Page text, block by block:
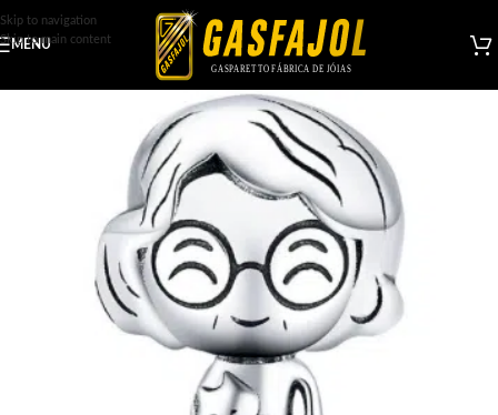
Skip to navigation
Skip to main content
MENU